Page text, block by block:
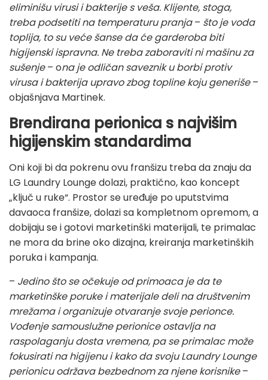
eliminišu virusi i bakterije s veša. Klijente, stoga,
treba podsetiti na temperaturu pranja– što je voda
toplija, to su veće šanse da će garderoba biti
higijenski ispravna. Ne treba zaboraviti ni mašinu za
sušenje– ona je odličan saveznik u borbi protiv
virusa i bakterija upravo zbog topline koju generiše–
objašnjava Martinek.
Brendirana perionica s najvišim
higijenskim standardima
Oni koji bi da pokrenu ovu franšizu treba da znaju da
LG Laundry Lounge dolazi, praktično, kao koncept
„ključ u ruke“. Prostor se uređuje po uputstvima
davaoca franšize, dolazi sa kompletnom opremom, a
dobijaju se i gotovi marketinški materijali, te primalac
ne mora da brine oko dizajna, kreiranja marketinških
poruka i kampanja.
– Jedino što se očekuje od primoaca je da te
marketinške poruke i materijale deli na društvenim
mrežama i organizuje otvaranje svoje perionce.
Vođenje samouslužne perionice ostavlja na
raspolaganju dosta vremena, pa se primalac može
fokusirati na higijenu i kako da svoju Laundry Lounge
perionicu održava bezbednom za njene korisnike–